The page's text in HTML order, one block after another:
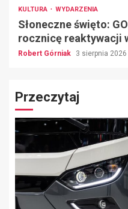
KULTURA WYDARZENIA
Słoneczne święto:
rocznicę reaktywacji
Robert Górniak 3 sierpnia 2026
Przeczytaj